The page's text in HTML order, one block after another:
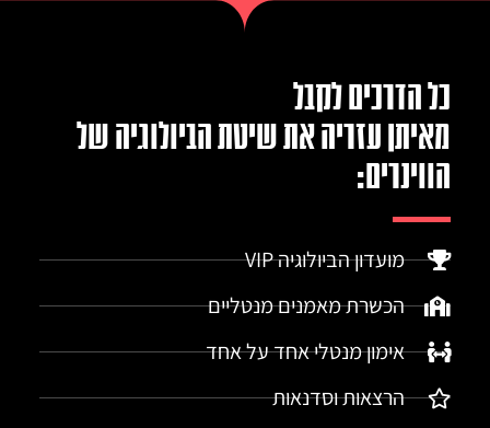
כל הדרכים לקבל
מאיתן עזריה את שיטת הביולוגיה של
הווינרים:
מועדון הביולוגיה VIP
הכשרת מאמנים מנטליים
אימון מנטלי אחד על אחד
הרצאות וסדנאות